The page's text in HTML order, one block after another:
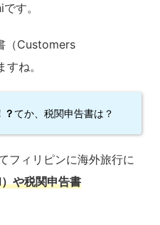
す。
（Customers
ね。
？てか、税関申告書は？
フィリピンに海外旅行に
や税関申告書